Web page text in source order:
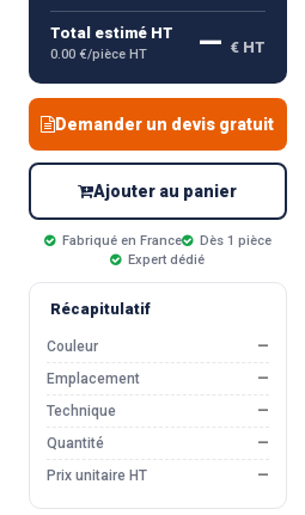
Total estimé HT
0.00 €/pièce HT — € HT
Demander un devis gratuit
Ajouter au panier
Fabriqué en France
Dès 1 pièce
Expert dédié
Récapitulatif
Couleur
—
Emplacement
—
Technique
—
Quantité
—
Prix unitaire HT
—